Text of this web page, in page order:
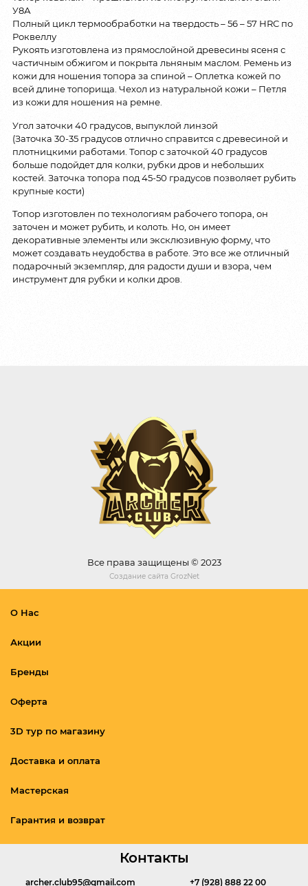
У8А
Полный цикл термообработки на твердость – 56 – 57 HRC по
Роквеллу
Рукоять изготовлена из прямослойной древесины ясеня с
частичным обжигом и покрыта льняным маслом. Ремень из
кожи для ношения топора за спиной – Оплетка кожей по
всей длине топорища. Чехол из натуральной кожи – Петля
из кожи для ношения на ремне.
Угол заточки 40 градусов, выпуклой линзой
(Заточка 30-35 градусов отлично справится с древесиной и
плотницкими работами. Топор с заточкой 40 градусов
больше подойдет для колки, рубки дров и небольших
костей. Заточка топора под 45-50 градусов позволяет рубить
крупные кости)
Топор изготовлен по технологиям рабочего топора, он
заточен и может рубить, и колоть. Но, он имеет
декоративные элементы или эксклюзивную форму, что
может создавать неудобства в работе. Это все же отличный
подарочный экземпляр, для радости души и взора, чем
инструмент для рубки и колки дров.
Все права защищены © 2023
Создание сайта GrozNet
О Нас
Акции
Бренды
Оферта
3D тур по магазину
Доставка и оплата
Мастерская
Гарантия и возврат
Контакты
archer.club95@gmail.com +7 (928) 888 22 00